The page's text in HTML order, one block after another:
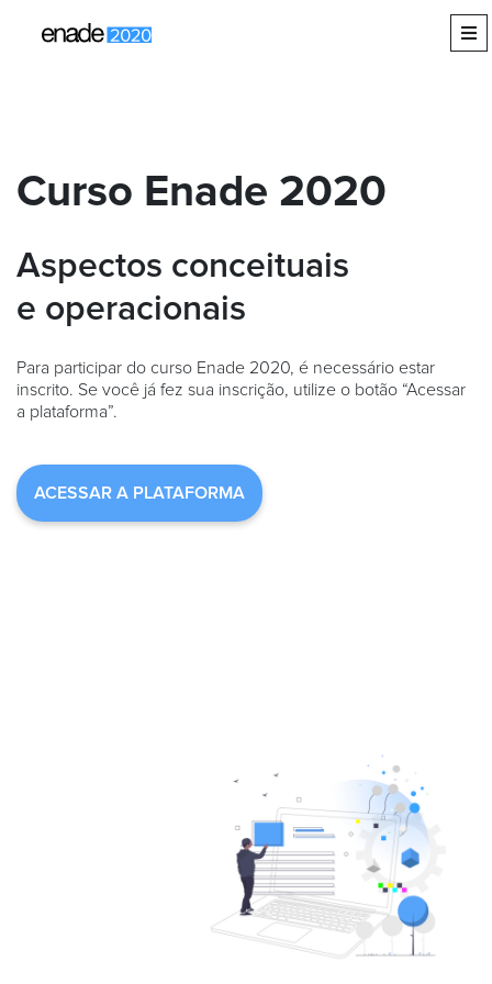
Curso Enade 2020
Aspectos conceituais
e operacionais
Para participar do curso Enade 2020, é necessário estar
inscrito. Se você já fez sua inscrição, utilize o botão “Acessar
a plataforma”.
ACESSAR A PLATAFORMA